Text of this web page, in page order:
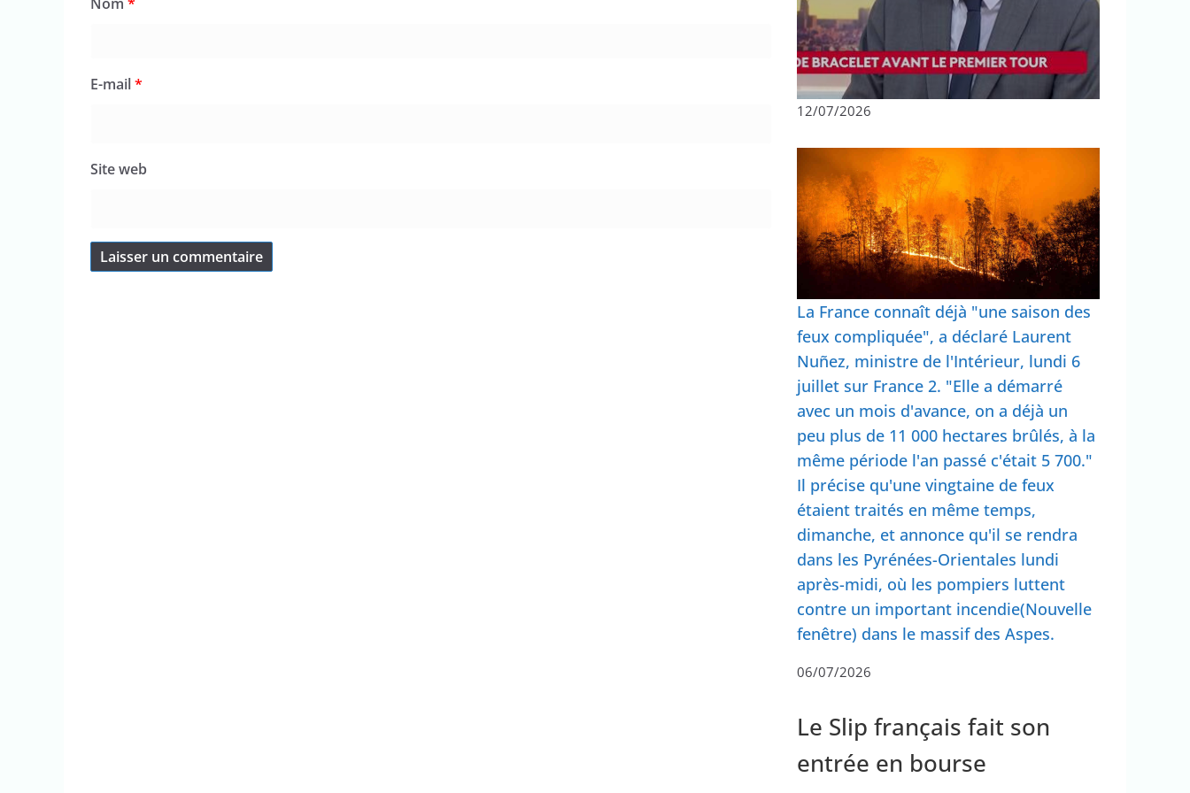
E-mail*
Site web
12/07/2026
La France connaît déjà "une saison des
feux compliquée", a déclaré Laurent
Nuñez, ministre de l'Intérieur, lundi 6
juillet sur France 2. "Elle a démarré
avec un mois d'avance, on a déjà un
peu plus de 11 000 hectares brûlés, à la
même période l'an passé c'était 5 700."
Il précise qu'une vingtaine de feux
étaient traités en même temps,
dimanche, et annonce qu'il se rendra
dans les Pyrénées-Orientales lundi
après-midi, où les pompiers luttent
contre un important incendie(Nouvelle
fenêtre) dans le massif des Aspes.
06/07/2026
Le Slip français fait son
entrée en bourse